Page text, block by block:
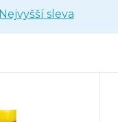
Nejvyšší sleva